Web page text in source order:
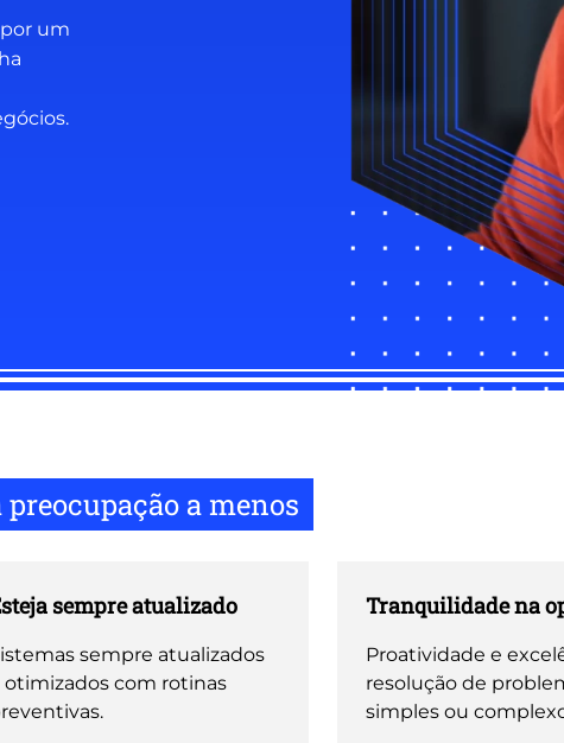
um
a menos
sempre atualizado
sempre atualizados
otimizados com rotinas
Tranquilidade na
Proatividade e
resolução de
simples ou